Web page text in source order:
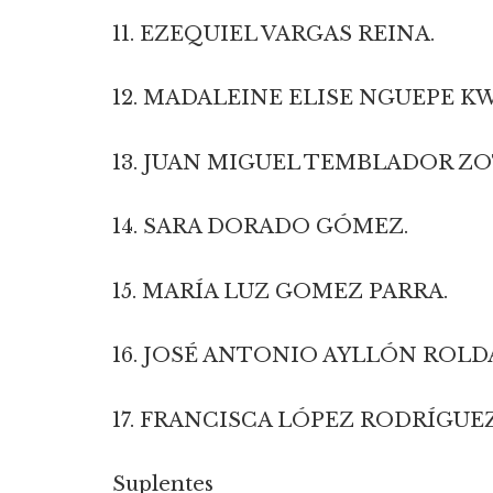
11. EZEQUIEL VARGAS REINA.
12. MADALEINE ELISE NGUEPE
13. JUAN MIGUEL TEMBLADOR
14. SARA DORADO GÓMEZ.
15. MARÍA LUZ GOMEZ PARRA.
16. JOSÉ ANTONIO AYLLÓN
17. FRANCISCA LÓPEZ
Suplentes